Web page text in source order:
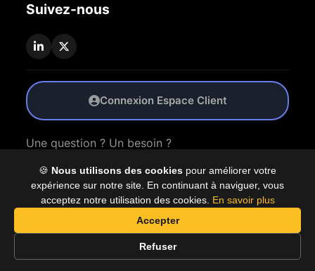
🍪 Nous utilisons des cookies pour améliorer votre
expérience sur notre site. En continuant à naviguer, vous
acceptez notre utilisation des cookies. En savoir plus
Accepter
Refuser
Suivez-nous
Connexion Espace Client
Une question ? Un besoin ?
Nous Contacter
© 2026 Coproly. Tous droits réservés.